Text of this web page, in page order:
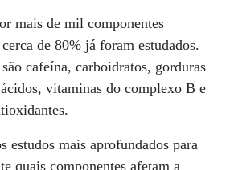
mais de mil componentes
de 80% já foram estudados.
cafeína, carboidratos, gorduras
vitaminas do complexo B e
estudos mais aprofundados para
quais componentes afetam a